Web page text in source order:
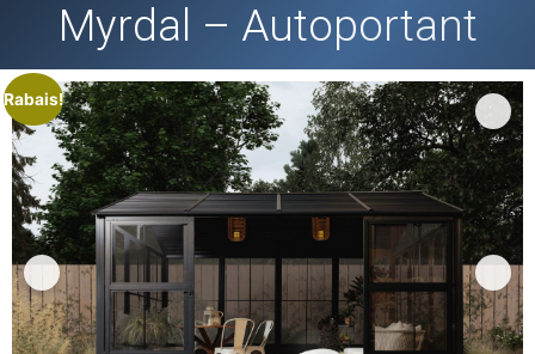
Myrdal – Autoportant
Rabais!